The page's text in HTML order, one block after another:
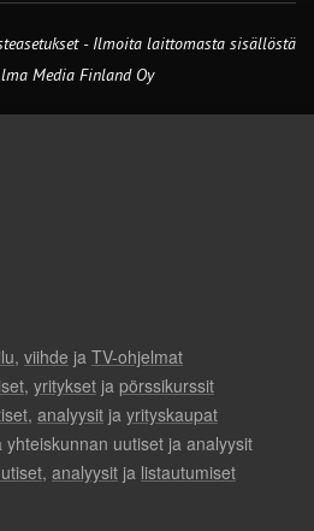
- Ilmoita laittomasta sisällöstä
Media Finland Oy